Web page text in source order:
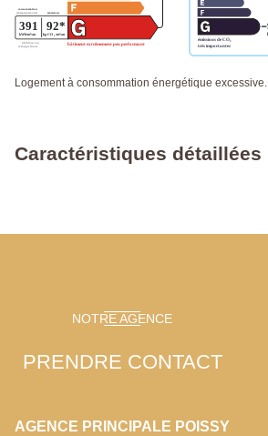
Logement à consommation énergétique excessive.
Caractéristiques détaillées
NOTRE AGENCE
PRENDRE CONTACT
AGENCE PRINCIPALE POISSY